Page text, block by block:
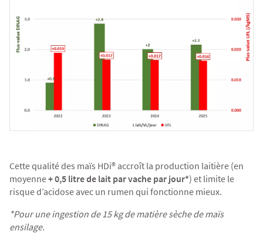
Cette qualité des maïs HDi® accroît la production laitière (en
moyenne+ 0,5 litre de lait par vache par jour*) et limite le
risque d’acidose avec un rumen qui fonctionne mieux.
*Pour une ingestion de 15 kg de matière sèche de maïs
ensilage.